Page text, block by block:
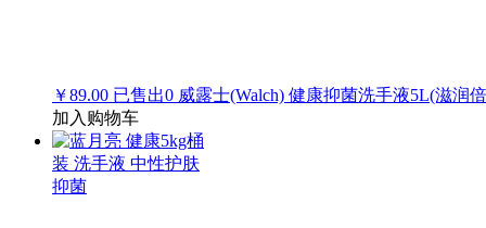
￥89.00 已售出0 威露士(Walch) 健康抑菌洗手液5L(滋润
加入购物车